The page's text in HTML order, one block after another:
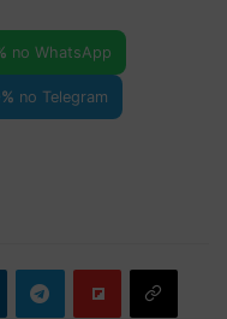
no WhatsApp
no Telegram